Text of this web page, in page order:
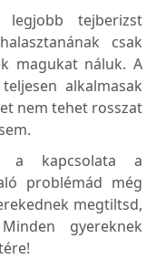
tejberizst
csak
magukat náluk. A
alkalmasak
nem tehet rosszat
a kapcsolata a
problémád még
megtiltsd,
gyereknek